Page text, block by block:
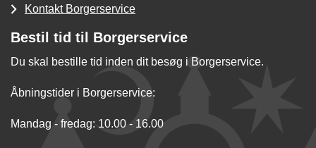
Kontakt Borgerservice
Bestil tid til Borgerservice
Du skal bestille tid inden dit besøg i Borgerservice.
Åbningstider i Borgerservice:
Mandag - fredag: 10.00 - 16.00